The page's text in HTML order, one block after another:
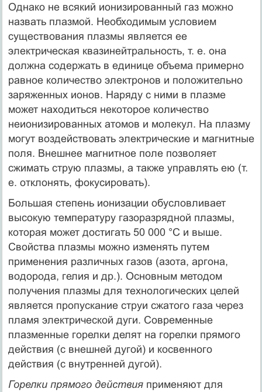
Однако не всякий ионизированный газ можно
назвать плазмой. Необходимым условием
существования плазмы является ее
электрическая квазинейтральность, т. е. она
должна содержать в единице объема примерно
равное количество электронов и положительно
заряженных ионов. Наряду с ними в плазме
может находиться некоторое количество
неионизированных атомов и молекул. На плазму
могут воздействовать электрические и магнитные
поля. Внешнее магнитное поле позволяет
сжимать струю плазмы, а также управлять ею (т.
е. отклонять, фокусировать).
Большая степень ионизации обусловливает
высокую температуру газоразрядной плазмы,
которая может достигать 50 000 °С и выше.
Свойства плазмы можно изменять путем
применения различных газов (азота, аргона,
водорода, гелия и др.). Основным методом
получения плазмы для технологических целей
является пропускание струи сжатого газа через
пламя электрической дуги. Современные
плазменные горелки делят на горелки прямого
действия (с внешней дугой) и косвенного
действия (с внутренней дугой).
Горелки прямого действия применяют для